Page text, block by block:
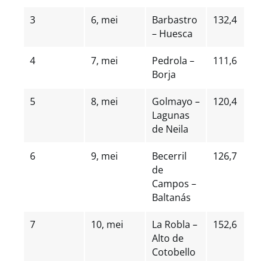
3 6, mei
Barbastro
– Huesca
132,4
4 7, mei
Pedrola –
Borja
111,6
5 8, mei
Golmayo –
Lagunas
de Neila
120,4
6 9, mei
Becerril
de
Campos –
Baltanás
126,7
7 10, mei
La Robla –
Alto de
Cotobello
152,6